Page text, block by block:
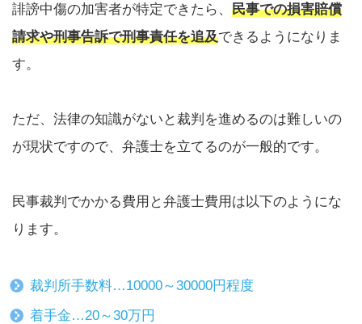
誹謗中傷の加害者が特定できたら、 民事での損害賠償
請求や刑事告訴で刑事責任を追及できるようになりま
す。
ただ、法律の知識がないと裁判を進めるのは難しいの
が現状ですので、弁護士を立てるのが一般的です。
民事裁判でかかる費用と弁護士費用は以下のようにな
ります。
裁判所手数料…10000～30000円程度
着手金…20～30万円